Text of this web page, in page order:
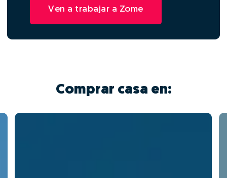
Ven a trabajar a Zome
Comprar casa en: